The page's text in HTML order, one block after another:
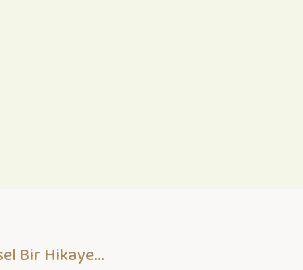
Paylaş
Bir Hikaye...